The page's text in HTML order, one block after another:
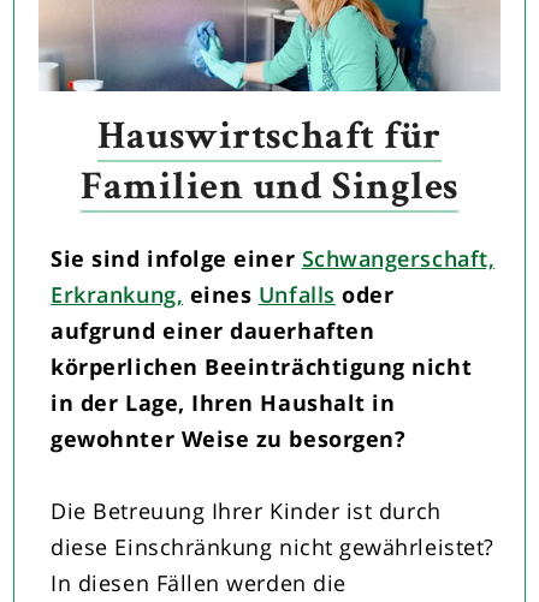
Hauswirtschaft für
Familien und Singles
Sie sind infolge einer Schwangerschaft,
Erkrankung, eines Unfalls oder
aufgrund einer dauerhaften
körperlichen Beeinträchtigung nicht
in der Lage, Ihren Haushalt in
gewohnter Weise zu besorgen?
Die Betreuung Ihrer Kinder ist durch
diese Einschränkung nicht gewährleistet?
In diesen Fällen werden die